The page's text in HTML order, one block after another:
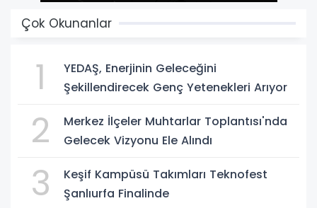
Çok Okunanlar
1
YEDAŞ, Enerjinin Geleceğini
Şekillendirecek Genç Yetenekleri Arıyor
2
Merkez İlçeler Muhtarlar Toplantısı'nda
Gelecek Vizyonu Ele Alındı
3
Keşif Kampüsü Takımları Teknofest
Şanlıurfa Finalinde